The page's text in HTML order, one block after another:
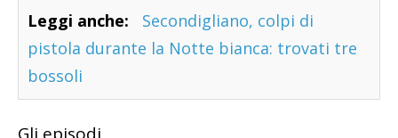
Leggi anche:
Secondigliano, colpi di
pistola durante la Notte bianca: trovati tre
bossoli